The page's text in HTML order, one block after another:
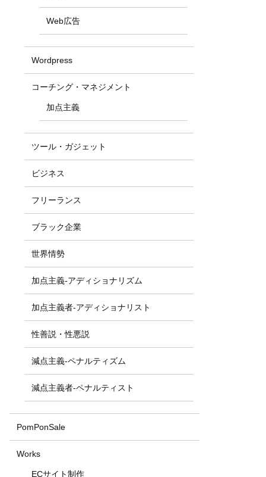
Web広告
Wordpress
コーチング・マネジメント
加点主義
ツール・ガジェット
ビジネス
フリーランス
ブラック企業
世界情勢
加点主義-アディショナリズム
加点主義者-アディショナリスト
性善説・性悪説
減点主義-ペナルティズム
減点主義者-ペナルティスト
PomPonSale
Works
ECサイト制作